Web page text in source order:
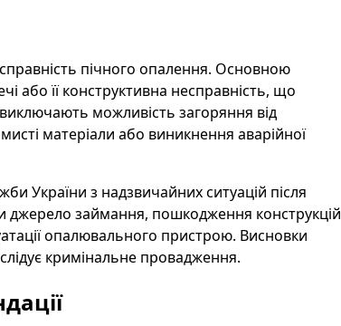
пічного опалення. Основною
або її конструктивна несправність, що
можливість загоряння від
матеріали або виникнення аварійної
України з надзвичайних ситуацій після
джерело займання, пошкодження конструкцій
опалювального пристрою. Висновки
кримінальне провадження.